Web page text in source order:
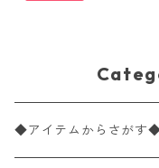
◆アイテムからさがす